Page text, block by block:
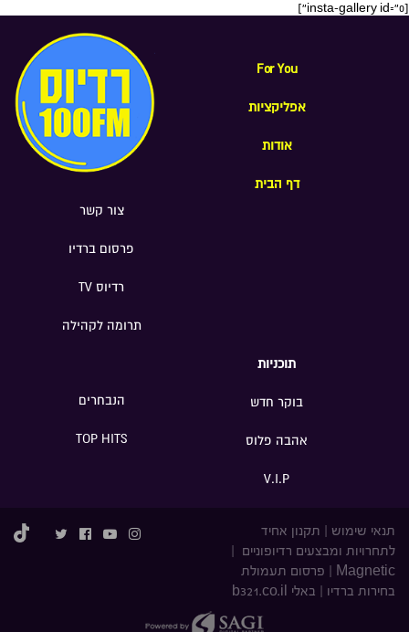
[insta-gallery id="0"]
For You
אפליקציות
אודות
דף הבית
צור קשר
פרסום ברדיו
רדיוס TV
תרומה לקהילה
תוכניות
בוקר חדש
אהבה פלוס
V.I.P
הנבחרים
TOP HITS
תנאי שימוש
תקנון אחיד
לתחרויות ומבצעים רדיופוניים
Magnetic
פרסום תעמולת
בחירות ברדיו
באלי b321.co.il